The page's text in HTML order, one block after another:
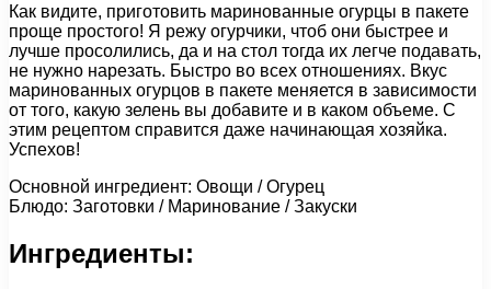
Как видите, приготовить маринованные огурцы в пакете
проще простого! Я режу огурчики, чтоб они быстрее и
лучше просолились, да и на стол тогда их легче подавать,
не нужно нарезать. Быстро во всех отношениях. Вкус
маринованных огурцов в пакете меняется в зависимости
от того, какую зелень вы добавите и в каком объеме. С
этим рецептом справится даже начинающая хозяйка.
Успехов!
Основной ингредиент: Овощи / Огурец
Блюдо: Заготовки / Маринование / Закуски
Ингредиенты: